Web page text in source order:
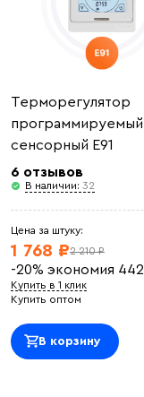
Терморегулятор
программируемый
сенсорный E91
6 отзывов
В наличии: 32
Цена за штуку:
2 210 ₽
1 768 ₽
-20% экономия 442
Купить в 1 клик
Купить оптом
В корзину